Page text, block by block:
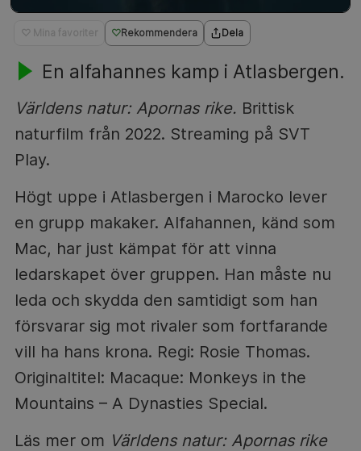
♡ Mina favoriter Rekommendera Dela
En alfahannes kamp i Atlasbergen.
Världens natur: Apornas rike. Brittisk
naturfilm från 2022. Streaming på SVT
Play.
Högt uppe i Atlasbergen i Marocko lever
en grupp makaker. Alfahannen, känd som
Mac, har just kämpat för att vinna
ledarskapet över gruppen. Han måste nu
leda och skydda den samtidigt som han
försvarar sig mot rivaler som fortfarande
vill ha hans krona. Regi: Rosie Thomas.
Originaltitel: Macaque: Monkeys in the
Mountains – A Dynasties Special.
Läs mer om Världens natur: Apornas rike